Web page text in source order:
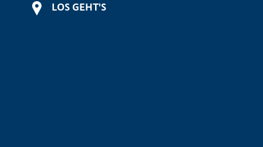
LOS GEHT'S